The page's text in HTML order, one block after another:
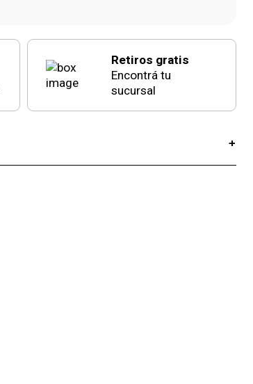
Retiros gratis
Encontrá tu
sucursal